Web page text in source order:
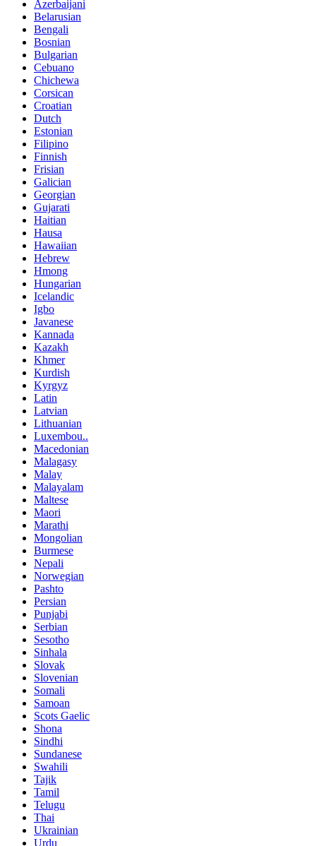
Azerbaijani
Belarusian
Bengali
Bosnian
Bulgarian
Cebuano
Chichewa
Corsican
Croatian
Dutch
Estonian
Filipino
Finnish
Frisian
Galician
Georgian
Gujarati
Haitian
Hausa
Hawaiian
Hebrew
Hmong
Hungarian
Icelandic
Igbo
Javanese
Kannada
Kazakh
Khmer
Kurdish
Kyrgyz
Latin
Latvian
Lithuanian
Luxembou..
Macedonian
Malagasy
Malay
Malayalam
Maltese
Maori
Marathi
Mongolian
Burmese
Nepali
Norwegian
Pashto
Persian
Punjabi
Serbian
Sesotho
Sinhala
Slovak
Slovenian
Somali
Samoan
Scots Gaelic
Shona
Sindhi
Sundanese
Swahili
Tajik
Tamil
Telugu
Thai
Ukrainian
Urdu